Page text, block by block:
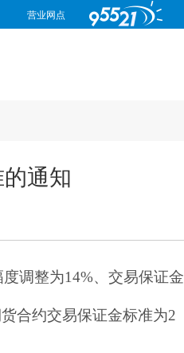
营业网点
通知
调整为14%、交易保证金
合约交易保证金标准为2